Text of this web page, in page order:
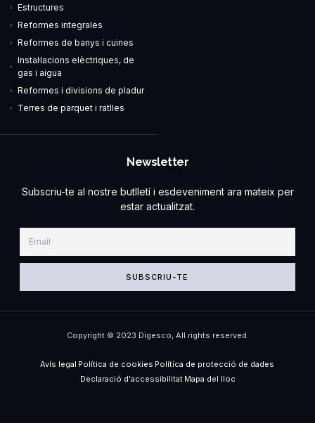
Estructures
Reformes integrales
Reformes de banys i cuines
Instal·lacions elèctriques, de
gas i aigua
Reformes i divisions de pladur
Terres de parquet i ratlles
Newsletter
Subscriu-te al nostre butlletí i esdeveniment ara mateix per
estar actualitzat.
SUBSCRIU-TE
Copyright © 2023 Digesco, All rights reserved.
Avís legal Política de cookies Política de protecció de dades
Declaració d'accessibilitat Mapa del lloc